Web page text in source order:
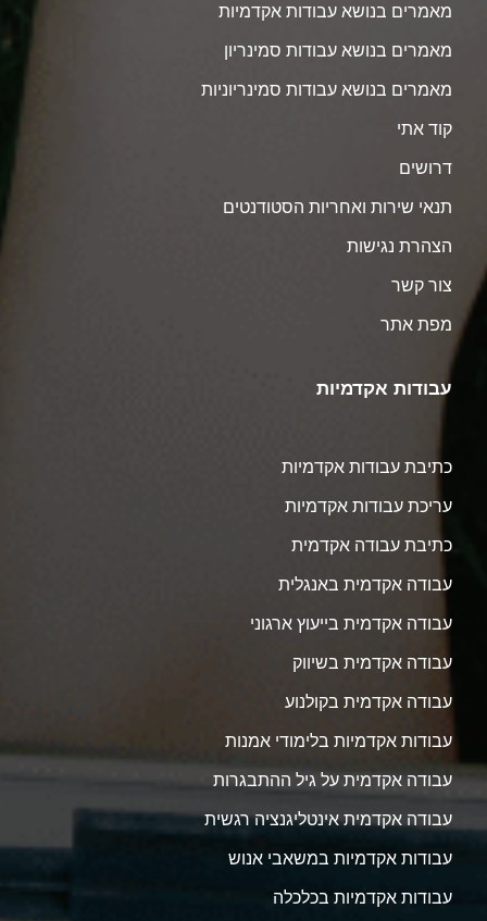
מאמרים בנושא עבודות אקדמיות
מאמרים בנושא עבודות סמינריון
מאמרים בנושא עבודות סמינריוניות
קוד אתי
דרושים
תנאי שירות ואחריות הסטודנטים
הצהרת נגישות
צור קשר
מפת אתר
עבודות אקדמיות
כתיבת עבודות אקדמיות
עריכת עבודות אקדמיות
כתיבת עבודה אקדמית
עבודה אקדמית באנגלית
עבודה אקדמית בייעוץ ארגוני
עבודה אקדמית בשיווק
עבודה אקדמית בקולנוע
עבודות אקדמיות בלימודי אמנות
עבודה אקדמית על גיל ההתבגרות
עבודה אקדמית אינטליגנציה רגשית
עבודות אקדמיות במשאבי אנוש
עבודות אקדמיות בכלכלה